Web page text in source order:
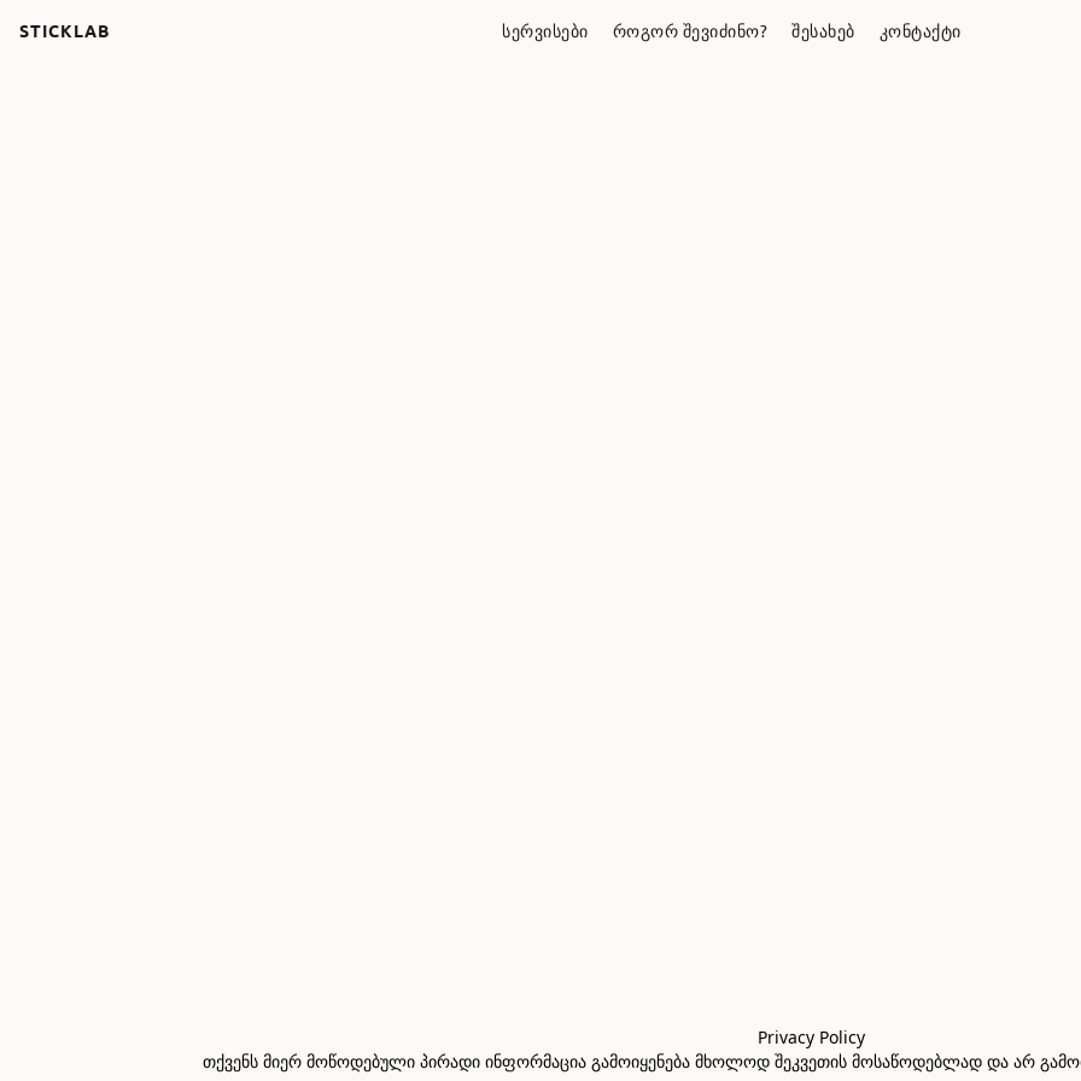
STICKLAB ᲡᲔᲠᲕᲘᲡᲔᲑᲘ ᲠᲝᲒᲝᲠ ᲨᲔᲕᲘᲫᲘᲜᲝ? ᲨᲔᲡᲐᲮᲔᲑ ᲙᲝᲜᲢᲐᲥᲢᲘ
Privacy Policy
თქვენს მიერ მოწოდებული პირადი ინფორმაცია გამოიყენება მხოლოდ შეკვეთის მოსაწოდებლად და არ